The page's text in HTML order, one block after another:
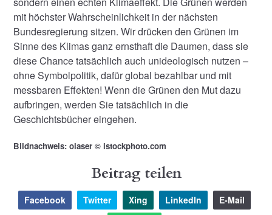
mit höchster Wahrscheinlichkeit in der nächsten
Bundesregierung sitzen. Wir drücken den Grünen im
Sinne des Klimas ganz ernsthaft die Daumen, dass sie
diese Chance tatsächlich auch unideologisch nutzen –
ohne Symbolpolitik, dafür global bezahlbar und mit
messbaren Effekten! Wenn die Grünen den Mut dazu
aufbringen, werden Sie tatsächlich in die
Geschichtsbücher eingehen.
Bildnachweis: olaser © istockphoto.com
Beitrag teilen
Facebook Twitter Xing LinkedIn
E-Mail